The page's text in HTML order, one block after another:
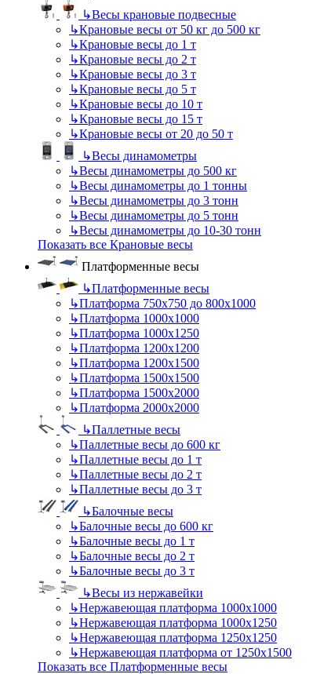
↳Весы крановые подвесные
↳Крановые весы от 50 кг до 500 кг
↳Крановые весы до 1 т
↳Крановые весы до 2 т
↳Крановые весы до 3 т
↳Крановые весы до 5 т
↳Крановые весы до 10 т
↳Крановые весы до 15 т
↳Крановые весы от 20 до 50 т
↳Весы динамометры
↳Весы динамометры до 500 кг
↳Весы динамометры до 1 тонны
↳Весы динамометры до 3 тонн
↳Весы динамометры до 5 тонн
↳Весы динамометры до 10-30 тонн
Показать все Крановые весы
Платформенные весы
↳Платформенные весы
↳Платформа 750х750 до 800х1000
↳Платформа 1000х1000
↳Платформа 1000х1250
↳Платформа 1200х1200
↳Платформа 1200х1500
↳Платформа 1500х1500
↳Платформа 1500х2000
↳Платформа 2000х2000
↳Паллетные весы
↳Паллетные весы до 600 кг
↳Паллетные весы до 1 т
↳Паллетные весы до 2 т
↳Паллетные весы до 3 т
↳Балочные весы
↳Балочные весы до 600 кг
↳Балочные весы до 1 т
↳Балочные весы до 2 т
↳Балочные весы до 3 т
↳Весы из нержавейки
↳Нержавеющая платформа 1000х1000
↳Нержавеющая платформа 1000х1250
↳Нержавеющая платформа 1250х1250
↳Нержавеющая платформа от 1250х1500
Показать все Платформенные весы